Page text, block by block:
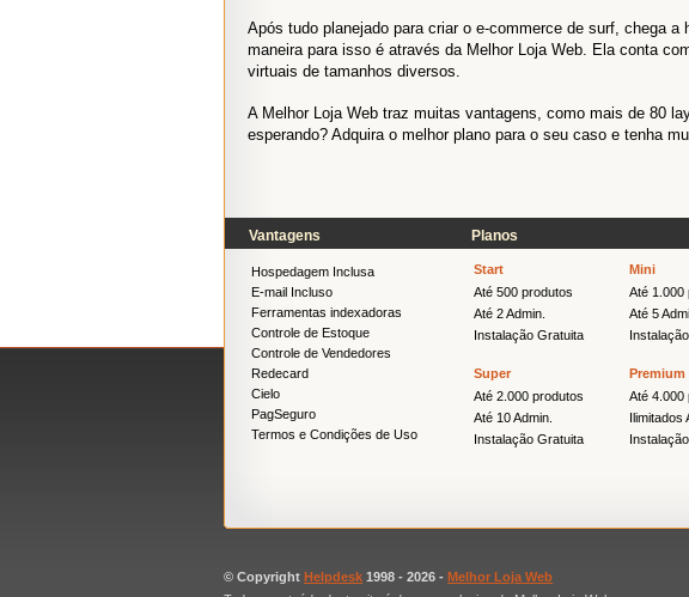
Após tudo planejado para criar o e-commerce de surf, chega
maneira para isso é através da Melhor Loja Web. Ela conta
virtuais de tamanhos diversos.
A Melhor Loja Web traz muitas vantagens, como mais de 80
esperando? Adquira o melhor plano para o seu caso e tenha
Vantagens
Hospedagem Inclusa
E-mail Incluso
Ferramentas indexadoras
Controle de Estoque
Controle de Vendedores
Redecard
Cielo
PagSeguro
Termos e Condições de Uso
Planos
Start
Até 500 produtos
Até 2 Admin.
Instalação Gratuita
Mini
Até 1.000
Até 5
Super
Até 2.000 produtos
Até 10 Admin.
Instalação Gratuita
Premium
Até 4.000
Ilimitados
© Copyright Helpdesk 1998 - 2026 - Melhor Loja Web